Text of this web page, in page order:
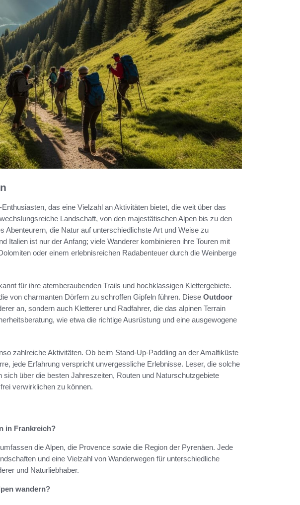
das eine Vielzahl an Aktivitäten bietet, die weit über das
Landschaft, von den majestätischen Alpen bis zu den
Abenteurern, die Natur auf unterschiedlichste Art und Weise zu
Italien ist nur der Anfang; viele Wanderer kombinieren ihre Touren mit
oder einem erlebnisreichen Radabenteuer durch die Weinberge
für ihre atemberaubenden Trails und hochklassigen Klettergebiete.
von charmanten Dörfern zu schroffen Gipfeln führen. Diese Outdoor
an, sondern auch Kletterer und Radfahrer, die das alpinen Terrain
wie etwa die richtige Ausrüstung und eine ausgewogene
zahlreiche Aktivitäten. Ob beim Stand-Up-Paddling an der Amalfiküste
jede Erfahrung verspricht unvergessliche Erlebnisse. Leser, die solche
sich über die besten Jahreszeiten, Routen und Naturschutzgebiete
verwirklichen zu können.
in Frankreich?
die Alpen, die Provence sowie die Region der Pyrenäen. Jede
und eine Vielzahl von Wanderwegen für unterschiedliche
und Naturliebhaber.
wandern?